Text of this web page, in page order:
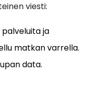
viesti:
ja
matkan varrella.
data.